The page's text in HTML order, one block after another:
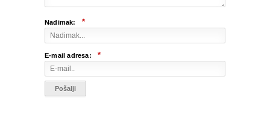
Nadimak: *
E-mail adresa: *